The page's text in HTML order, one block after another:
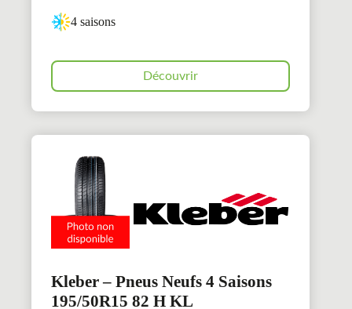
4 saisons
Découvrir
Kleber – Pneus Neufs 4 Saisons
195/50R15 82 H KL